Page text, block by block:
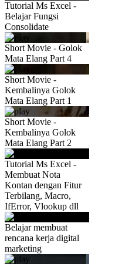
Tutorial Ms Excel -
Belajar Fungsi
Consolidate
Short Movie - Golok
Mata Elang Part 4
Short Movie -
Kembalinya Golok
Mata Elang Part 1
Short Movie -
Kembalinya Golok
Mata Elang Part 2
Tutorial Ms Excel -
Membuat Nota
Kontan dengan Fitur
Terbilang, Macro,
IfError, Vlookup dll
Belajar membuat
rencana kerja digital
marketing